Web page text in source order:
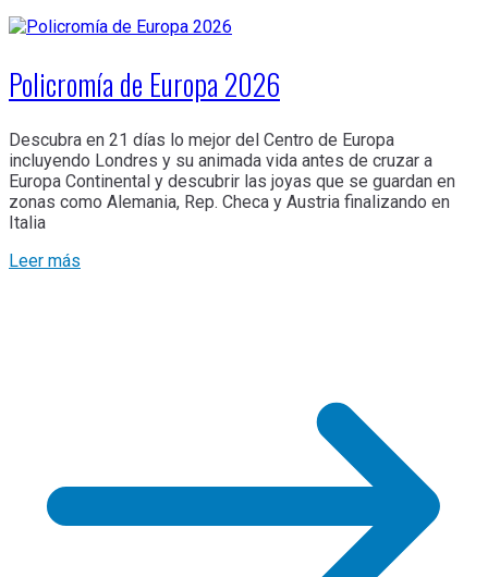
Policromía de Europa 2026
Descubra en 21 días lo mejor del Centro de Europa
incluyendo Londres y su animada vida antes de cruzar a
Europa Continental y descubrir las joyas que se guardan en
zonas como Alemania, Rep. Checa y Austria finalizando en
Italia
Leer más